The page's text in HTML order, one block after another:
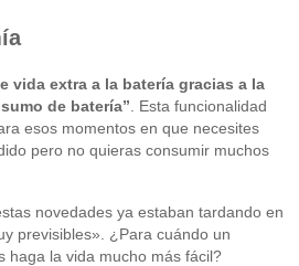
vida extra a la batería gracias a la
de batería” . Esta funcionalidad
esos momentos en que necesites
pero no quieras consumir muchos
novedades ya estaban tardando en
previsibles». ¿Para cuándo un
haga la vida mucho más fácil?